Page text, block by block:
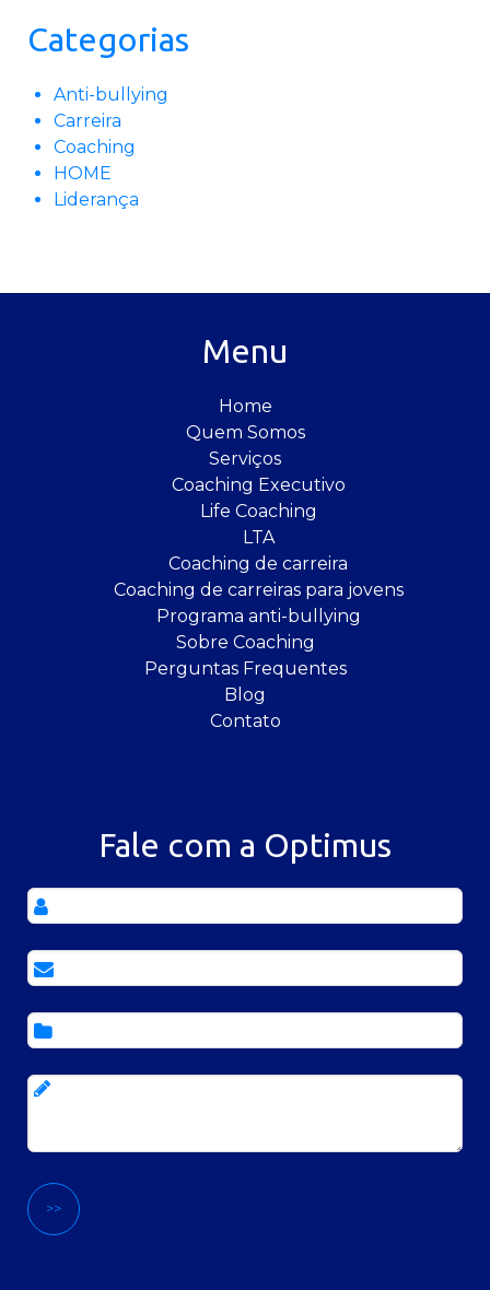
Categorias
Anti-bullying
Carreira
Coaching
HOME
Liderança
Menu
Home
Quem Somos
Serviços
Coaching Executivo
Life Coaching
LTA
Coaching de carreira
Coaching de carreiras para jovens
Programa anti-bullying
Sobre Coaching
Perguntas Frequentes
Blog
Contato
Fale com a Optimus